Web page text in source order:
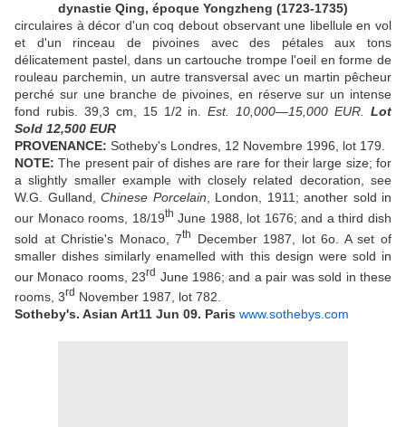
dynastie Qing, époque Yongzheng (1723-1735)
circulaires à décor d'un coq debout observant une libellule en vol
et d'un rinceau de pivoines avec des pétales aux tons
délicatement pastel, dans un cartouche trompe l'oeil en forme de
rouleau parchemin, un autre transversal avec un martin pêcheur
perché sur une branche de pivoines, en réserve sur un intense
fond rubis. 39,3 cm, 15 1/2 in.Est. 10,000—15,000 EUR.Lot
Sold 12,500 EUR
PROVENANCE: Sotheby's Londres, 12 Novembre 1996, lot 179.
NOTE:The present pair of dishes are rare for their large size; for
a slightly smaller example with closely related decoration, see
W.G. Gulland, Chinese Porcelain , London, 1911; another sold in
our Monaco rooms, 18/19th June 1988, lot 1676; and a third dish
sold at Christie's Monaco, 7th
December 1987, lot 6o. A set of
smaller dishes similarly enamelled with this design were sold in
our Monaco rooms, 23rd June 1986; and a pair was sold in these
rooms, 3rd November 1987, lot 782.
Sotheby's. Asian Art11 Jun 09. Paris www.sothebys.com